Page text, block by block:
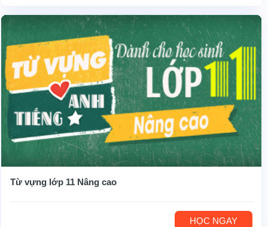
Từ vựng lớp 11 Nâng cao
HỌC NGAY